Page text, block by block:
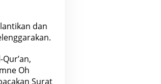
dan
Oh
Surat